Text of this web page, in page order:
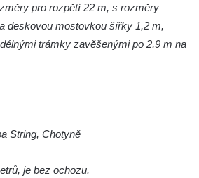
v lázních Kyselka
Kyselka
Kyselka
Kyselka
Kyselka
pro rozpětí 22 m, s rozměry
deskovou mostovkou šířky 1,2 m,
trámky zavěšenými po 2,9 m na
String, Chotyně
je bez ochozu.